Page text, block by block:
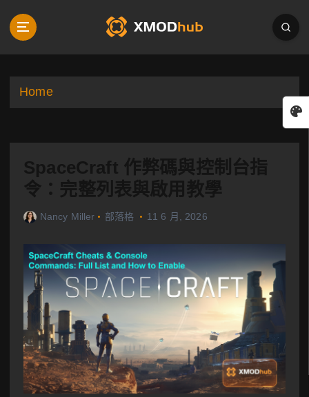
p
Home
SpaceCraft 作弊碼與控制台指
令：完整列表與啟用教學
Nancy Miller 部落格 11 6 月, 2026